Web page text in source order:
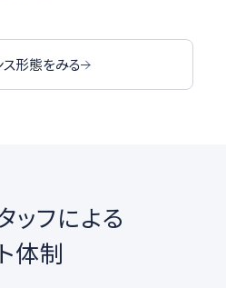
ス形態をみる
ッフによる
体制